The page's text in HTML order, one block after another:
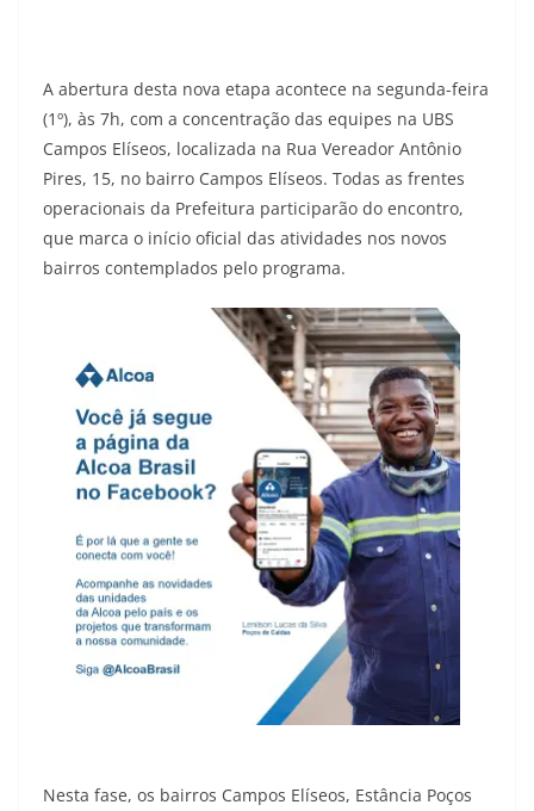
A abertura desta nova etapa acontece na segunda-feira
(1º), às 7h, com a concentração das equipes na UBS
Campos Elíseos, localizada na Rua Vereador Antônio
Pires, 15, no bairro Campos Elíseos. Todas as frentes
operacionais da Prefeitura participarão do encontro,
que marca o início oficial das atividades nos novos
bairros contemplados pelo programa.
Nesta fase, os bairros Campos Elíseos, Estância Poços